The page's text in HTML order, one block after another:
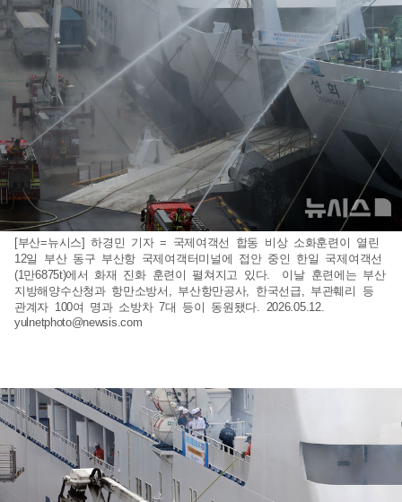
[부산=뉴시스] 하경민 기자 = 국제여객선 합동 비상 소화훈련이 열린
12일 부산 동구 부산항 국제여객터미널에 접안 중인 한일 국제여객선
(1만6875t)에서 화재 진화 훈련이 펼쳐지고 있다. 이날 훈련에는 부산
지방해양수산청과 항만소방서, 부산항만공사, 한국선급, 부관훼리 등
관계자 100여 명과 소방차 7대 등이 동원됐다. 2026.05.12.
yulnetphoto@newsis.com